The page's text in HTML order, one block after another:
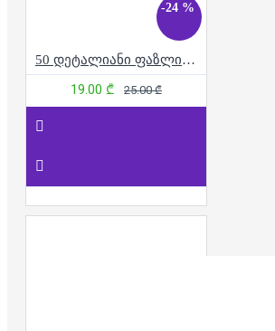
-24 %
50 დეტალიანი ფაზლი - პრინცესა და მარტორქა
19.00 ₾ 25.00 ₾